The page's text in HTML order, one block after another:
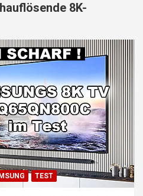
8K-
TEST